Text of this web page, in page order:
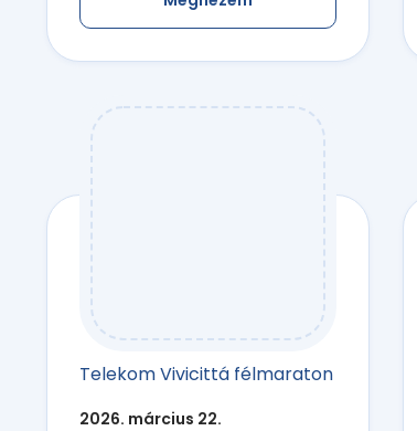
Telekom Vivicittá félmaraton
2026. március 22.